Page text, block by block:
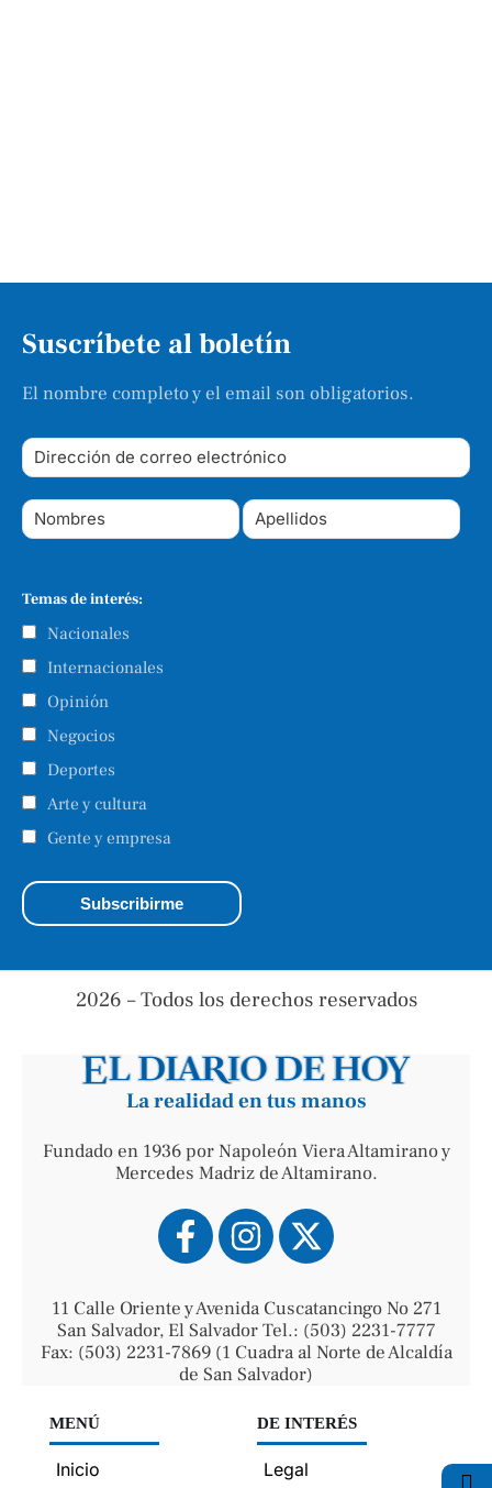
Suscríbete al boletín
El nombre completo y el email son obligatorios.
Temas de interés:
Nacionales
Internacionales
Opinión
Negocios
Deportes
Arte y cultura
Gente y empresa
2026 – Todos los derechos reservados
La realidad en tus manos
Fundado en 1936 por Napoleón Viera Altamirano y
Mercedes Madriz de Altamirano.
11 Calle Oriente y Avenida Cuscatancingo No 271
San Salvador, El Salvador Tel.: (503) 2231-7777
Fax: (503) 2231-7869 (1 Cuadra al Norte de Alcaldía
de San Salvador)
MENÚ
Inicio
DE INTERÉS
Legal